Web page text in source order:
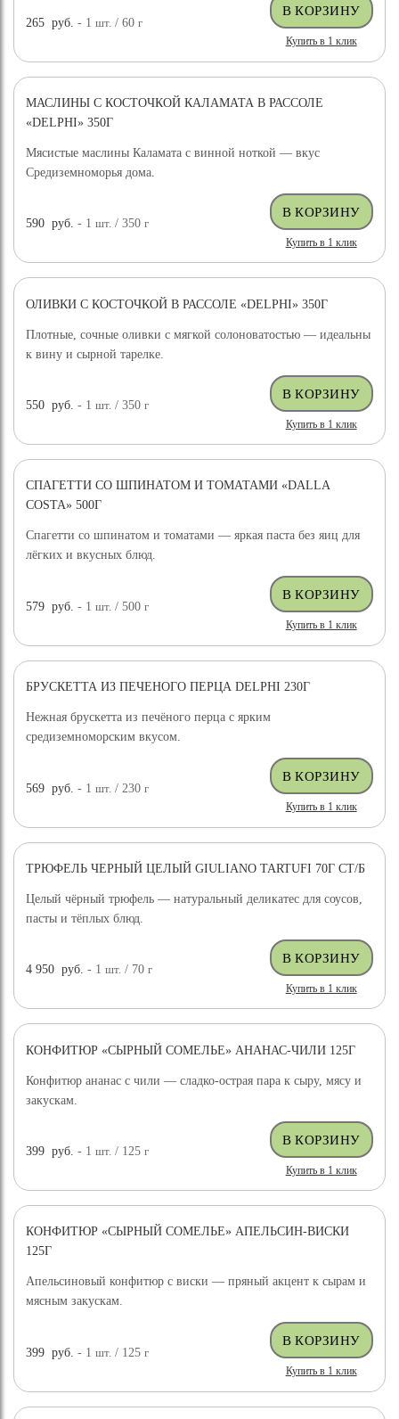
265 руб. - 1шт. / 60г
Купить в 1 клик
МАСЛИНЫ С КОСТОЧКОЙ КАЛАМАТА В РАССОЛЕ
«DELPHI» 350Г
Мясистые маслины Каламата с винной ноткой — вкус
Средиземноморья дома.
590 руб. - 1шт. / 350г
Купить в 1 клик
ОЛИВКИ С КОСТОЧКОЙ В РАССОЛЕ «DELPHI» 350Г
Плотные, сочные оливки с мягкой солоноватостью — идеальны
к вину и сырной тарелке.
550 руб. - 1шт. / 350г
Купить в 1 клик
СПАГЕТТИ СО ШПИНАТОМ И ТОМАТАМИ «DALLA
COSTA» 500Г
Спагетти со шпинатом и томатами — яркая паста без яиц для
лёгких и вкусных блюд.
579 руб. - 1шт. / 500г
Купить в 1 клик
БРУСКЕТТА ИЗ ПЕЧЕНОГО ПЕРЦА DELPHI 230Г
Нежная брускетта из печёного перца с ярким
средиземноморским вкусом.
569 руб. - 1шт. / 230г
Купить в 1 клик
ДОСТАВКА БЕСПЛАТНО
ТРЮФЕЛЬ ЧЕРНЫЙ ЦЕЛЫЙ GIULIANO TARTUFI 70Г СТ/Б
Целый чёрный трюфель — натуральный деликатес для соусов,
пасты и тёплых блюд.
4 950 руб. - 1шт. / 70г
Купить в 1 клик
КОНФИТЮР «СЫРНЫЙ СОМЕЛЬЕ» АНАНАС-ЧИЛИ 125Г
Конфитюр ананас с чили — сладко-острая пара к сыру, мясу и
закускам.
399 руб. - 1шт. / 125г
Купить в 1 клик
КОНФИТЮР «СЫРНЫЙ СОМЕЛЬЕ» АПЕЛЬСИН-ВИСКИ
125Г
Апельсиновый конфитюр с виски — пряный акцент к сырам и
мясным закускам.
399 руб. - 1шт. / 125г
Купить в 1 клик